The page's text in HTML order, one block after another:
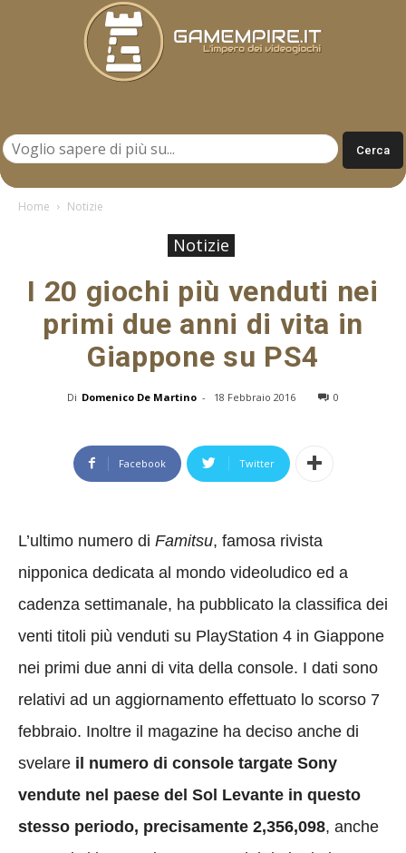
Home Notizie
Notizie
I 20 giochi più venduti nei
primi due anni di vita in
Giappone su PS4
Di Domenico De Martino - 18 Febbraio 2016 0
Facebook Twitter
L’ultimo numero di Famitsu, famosa rivista
nipponica dedicata al mondo videoludico ed a
cadenza settimanale, ha pubblicato la classifica dei
venti titoli più venduti su PlayStation 4 in Giappone
nei primi due anni di vita della console. I dati sono
relativi ad un aggiornamento effettuato lo scorso 7
febbraio. Inoltre il magazine ha deciso anche di
svelare il numero di console targate Sony
vendute nel paese del Sol Levante in questo
stesso periodo, precisamente 2,356,098, anche